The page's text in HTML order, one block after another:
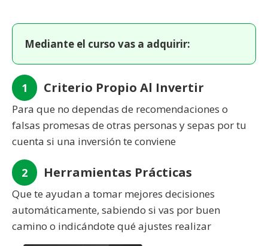
Mediante el curso vas a adquirir:
1 Criterio Propio Al Invertir
Para que no dependas de recomendaciones o
falsas promesas de otras personas y sepas por tu
cuenta si una inversión te conviene
2 Herramientas Prácticas
Que te ayudan a tomar mejores decisiones
automáticamente, sabiendo si vas por buen
camino o indicándote qué ajustes realizar